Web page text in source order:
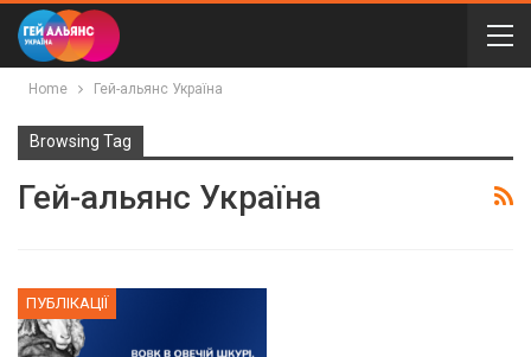
Home Гей-альянс Україна
Browsing Tag
Гей-альянс Україна
ПУБЛІКАЦІЇ